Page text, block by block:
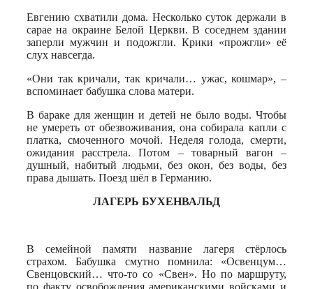
Евгению схватили дома. Несколько суток держали в
сарае на окраине Белой Церкви. В соседнем здании
заперли мужчин и подожгли. Крики «прожгли» её
слух навсегда.
«Они так кричали, так кричали… ужас, кошмар», –
вспоминает бабушка слова матери.
В бараке для женщин и детей не было воды. Чтобы
не умереть от обезвоживания, она собирала капли с
платка, смоченного мочой. Неделя голода, смерти,
ожидания расстрела. Потом – товарный вагон –
душный, набитый людьми, без окон, без воды, без
права дышать. Поезд шёл в Германию.
ЛАГЕРЬ БУХЕНВАЛЬД
В семейной памяти название лагеря стёрлось
страхом. Бабушка смутно помнила: «Освенцум…
Свенцовский… что-то со «Свен». Но по маршруту,
по факту освобождения американскими войсками и